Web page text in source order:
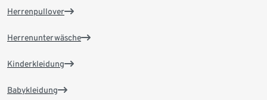
Herrenpullover
Herrenunterwäsche
Kinderkleidung
Babykleidung